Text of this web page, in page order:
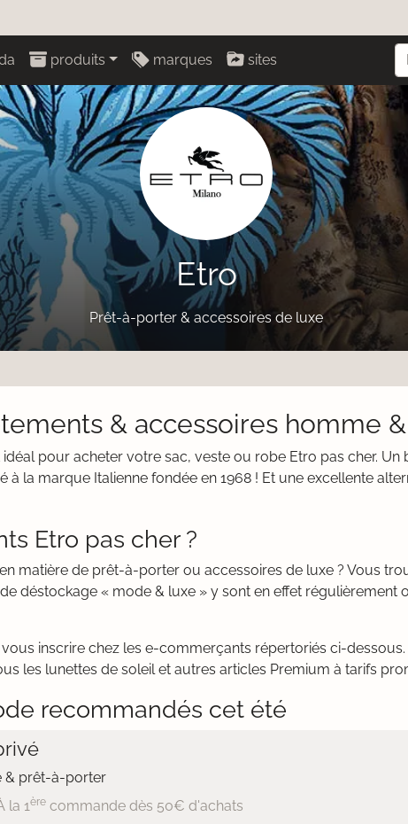
produits marques sites
Etro
Prêt-à-porter & accessoires de luxe
& accessoires homme
idéal pour acheter votre sac, veste ou robe Etro pas cher.
la marque Italienne fondée en 1968 ! Et une excellente
Etro pas cher ?
matière de prêt-à-porter ou accessoires de luxe ? Vous
déstockage « mode & luxe » y sont en effet régulièrement
inscrire chez les e-commerçants répertoriés ci-
les lunettes de soleil et autres articles Premium à tarifs
recommandés cet été
& prêt-à-porter
la 1èrecommande dès 50€ d'achats